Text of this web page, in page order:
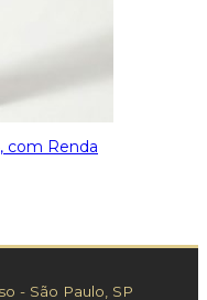
com Renda
- São Paulo, SP